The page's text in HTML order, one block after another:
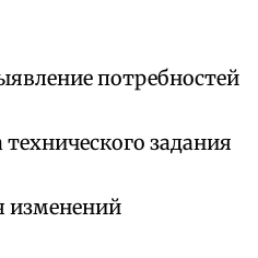
потребностей
технического задания
изменений